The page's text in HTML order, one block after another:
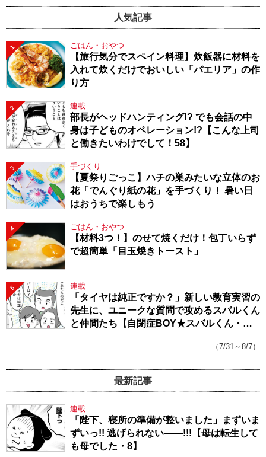
人気記事
1 ごはん・おやつ
【旅行気分でスペイン料理】炊飯器に材料を
入れて炊くだけでおいしい「パエリア」の作
り方
2 連載
部長がヘッドハンティング!? でも会話の中
身は子どものオペレーション!?【こんな上司
と働きたいわけでして！58】
3 手づくり
【夏祭りごっこ】ハチの巣みたいな立体のお
花「でんぐり紙の花」を手づくり！ 暑い日
はおうちで楽しもう
4 ごはん・おやつ
【材料3つ！】のせて焼くだけ！包丁いらず
で超簡単「目玉焼きトースト」
5 連載
「タイヤは純正ですか？」新しい教育実習の
先生に、ユニークな質問で攻めるスバルくん
と仲間たち【自閉症BOY★スバルくん・
（7/31～8/7）
最新記事
連載
「陛下、寝所の準備が整いました」まずいま
ずいっ!! 逃げられない――!!!【母は転生して
も母でした・8】